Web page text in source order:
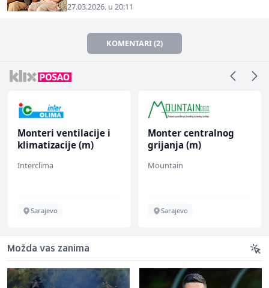
27.03.2026. u 20:11
KOMENTARI (2)
Monteri ventilacije i
klimatizacije (m)
Interclima
Sarajevo
Monter centralnog
grijanja (m)
Mountain
Sarajevo
Možda vas zanima